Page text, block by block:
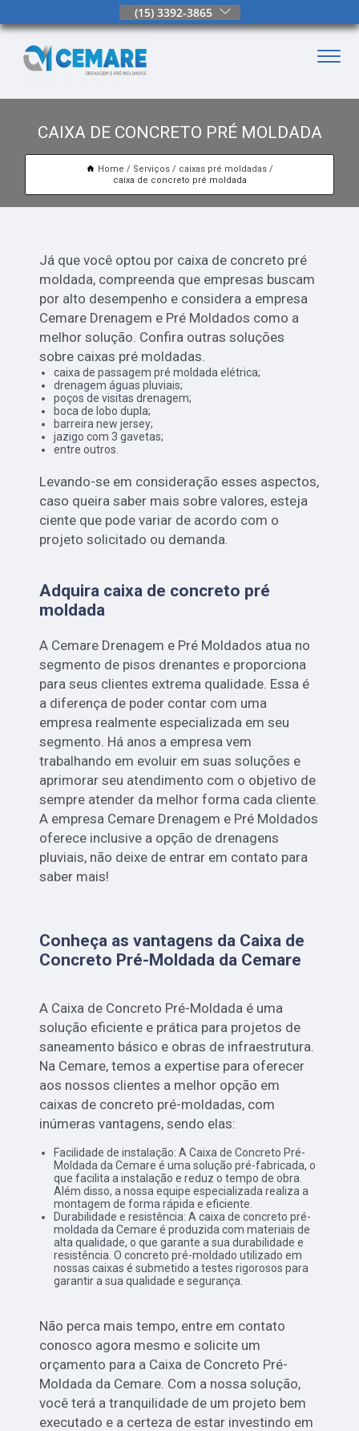
(15) 3392-3865
CAIXA DE CONCRETO PRÉ MOLDADA
Home Serviços
caixas pré moldadas
caixa de concreto pré moldada
Já que você optou por caixa de concreto pré
moldada, compreenda que empresas buscam
por alto desempenho e considera a empresa
Cemare Drenagem e Pré Moldados como a
melhor solução. Confira outras soluções
sobre caixas pré moldadas.
caixa de passagem pré moldada elétrica;
drenagem águas pluviais;
poços de visitas drenagem;
boca de lobo dupla;
barreira new jersey;
jazigo com 3 gavetas;
entre outros.
Levando-se em consideração esses aspectos,
caso queira saber mais sobre valores, esteja
ciente que pode variar de acordo com o
projeto solicitado ou demanda.
Adquira caixa de concreto pré
moldada
A Cemare Drenagem e Pré Moldados atua no
segmento de pisos drenantes e proporciona
para seus clientes extrema qualidade. Essa é
a diferença de poder contar com uma
empresa realmente especializada em seu
segmento. Há anos a empresa vem
trabalhando em evoluir em suas soluções e
aprimorar seu atendimento com o objetivo de
sempre atender da melhor forma cada cliente.
A empresa Cemare Drenagem e Pré Moldados
oferece inclusive a opção de drenagens
pluviais, não deixe de entrar em contato para
saber mais!
Conheça as vantagens da Caixa de
Concreto Pré-Moldada da Cemare
A Caixa de Concreto Pré-Moldada é uma
solução eficiente e prática para projetos de
saneamento básico e obras de infraestrutura.
Na Cemare, temos a expertise para oferecer
aos nossos clientes a melhor opção em
caixas de concreto pré-moldadas, com
inúmeras vantagens, sendo elas:
Facilidade de instalação: A Caixa de Concreto Pré-
Moldada da Cemare é uma solução pré-fabricada, o
que facilita a instalação e reduz o tempo de obra.
Além disso, a nossa equipe especializada realiza a
montagem de forma rápida e eficiente.
Durabilidade e resistência: A caixa de concreto pré-
moldada da Cemare é produzida com materiais de
alta qualidade, o que garante a sua durabilidade e
resistência. O concreto pré-moldado utilizado em
nossas caixas é submetido a testes rigorosos para
garantir a sua qualidade e segurança.
Não perca mais tempo, entre em contato
conosco agora mesmo e solicite um
orçamento para a Caixa de Concreto Pré-
Moldada da Cemare. Com a nossa solução,
você terá a tranquilidade de um projeto bem
executado e a certeza de estar investindo em